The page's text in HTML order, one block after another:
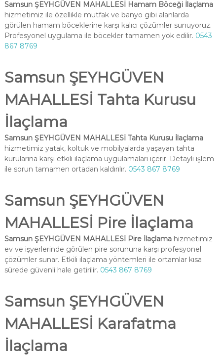
Samsun ŞEYHGÜVEN MAHALLESİ Hamam Böceği İlaçlama
hizmetimiz ile özellikle mutfak ve banyo gibi alanlarda
görülen hamam böceklerine karşı kalıcı çözümler sunuyoruz.
Profesyonel uygulama ile böcekler tamamen yok edilir. 0543
867 8769
Samsun ŞEYHGÜVEN
MAHALLESİ Tahta Kurusu
İlaçlama
Samsun ŞEYHGÜVEN MAHALLESİ Tahta Kurusu İlaçlama
hizmetimiz yatak, koltuk ve mobilyalarda yaşayan tahta
kurularına karşı etkili ilaçlama uygulamaları içerir. Detaylı işlem
ile sorun tamamen ortadan kaldırılır. 0543 867 8769
Samsun ŞEYHGÜVEN
MAHALLESİ Pire İlaçlama
Samsun ŞEYHGÜVEN MAHALLESİ Pire İlaçlamahizmetimiz
ev ve işyerlerinde görülen pire sorununa karşı profesyonel
çözümler sunar. Etkili ilaçlama yöntemleri ile ortamlar kısa
sürede güvenli hale getirilir. 0543 867 8769
Samsun ŞEYHGÜVEN
MAHALLESİ Karafatma
İlaçlama